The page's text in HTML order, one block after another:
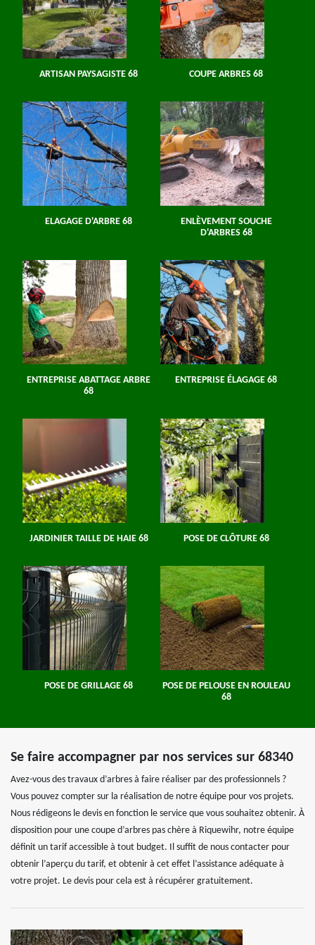
ARTISAN PAYSAGISTE 68 COUPE ARBRES 68
ELAGAGE D'ARBRE 68
ENLÈVEMENT SOUCHE
D'ARBRES 68
ENTREPRISE ABATTAGE ARBRE
68
ENTREPRISE ÉLAGAGE 68
JARDINIER TAILLE DE HAIE 68 POSE DE CLÔTURE 68
POSE DE GRILLAGE 68
POSE DE PELOUSE EN ROULEAU
68
Se faire accompagner par nos services sur 68340
Avez-vous des travaux d’arbres à faire réaliser par des professionnels ?
Vous pouvez compter sur la réalisation de notre équipe pour vos projets.
Nous rédigeons le devis en fonction le service que vous souhaitez obtenir. À
disposition pour une coupe d’arbres pas chère à Riquewihr, notre équipe
définit un tarif accessible à tout budget. Il suffit de nous contacter pour
obtenir l’aperçu du tarif, et obtenir à cet effet l’assistance adéquate à
votre projet. Le devis pour cela est à récupérer gratuitement.